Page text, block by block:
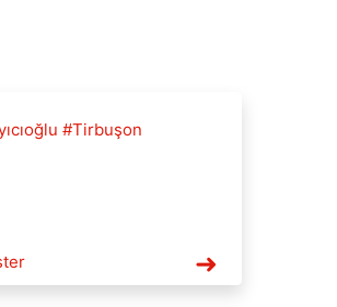
#Tirbuşon